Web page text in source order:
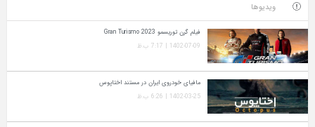
ویدیوها
فیلم گرن توریسمو Gran Turismo 2023
1402-07-09 | 7:17 ب.ظ
مافیای خودروی ایران در مستند اختاپوس
1402-03-25 | 6:26 ب.ظ